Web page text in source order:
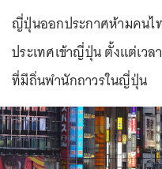
ญี่ปุ่นออกประกาศห้ามคนไ
ประเทศเข้าญี่ปุ่น ตั้งแต่เวล
ที่มีถิ่นพำนักถาวรในญี่ปุ่น